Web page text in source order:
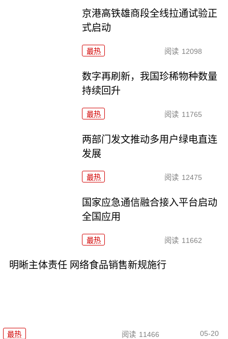
京港高铁雄商段全线拉通试验正
式启动
最热 阅读 12098
数字再刷新，我国珍稀物种数量
持续回升
最热 阅读 11765
两部门发文推动多用户绿电直连
发展
最热 阅读 12475
国家应急通信融合接入平台启动
全国应用
最热 阅读 11662
明晰主体责任 网络食品销售新规施行
最热 阅读 11466 05-20